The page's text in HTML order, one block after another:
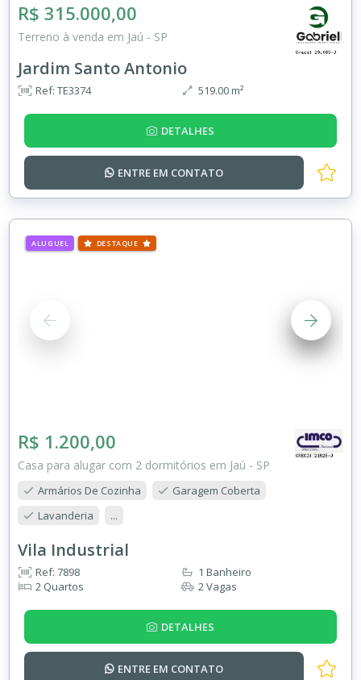
R$ 315.000,00
Terreno à venda em Jaú - SP
Jardim Santo Antonio
Ref: TE3374 519.00 m²
DETALHES
ENTRE EM CONTATO
ALUGUEL DESTAQUE
R$ 1.200,00
Casa para alugar com 2 dormitórios em Jaú - SP
Armários De Cozinha
Garagem Coberta
Lavanderia
...
Vila Industrial
Ref: 7898
2 Quartos
1 Banheiro
2 Vagas
DETALHES
ENTRE EM CONTATO